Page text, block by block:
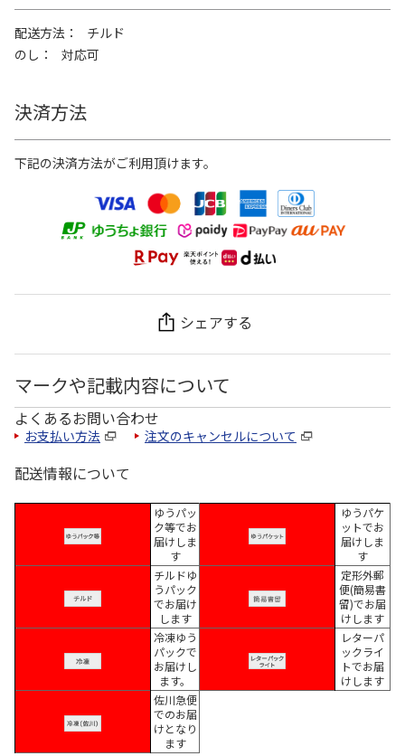
配送方法
チルド
のし
対応可
決済方法
下記の決済方法がご利用頂けます。
シェアする
マークや記載内容について
よくあるお問い合わせ
お支払い方法 注文のキャンセルについて
配送情報について
ゆうパッ
ク等でお
届けしま
す
ゆうパケ
ットでお
届けしま
す
チルドゆ
うパック
でお届け
します
定形外郵
便(簡易書
留)でお届
けします
冷凍ゆう
パックで
お届けし
ます。
レターパ
ックライ
トでお届
けします
佐川急便
でのお届
けとなり
ます